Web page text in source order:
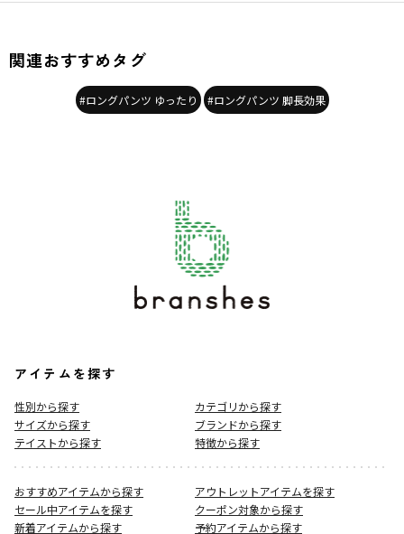
関連おすすめタグ
#ロングパンツ ゆったり #ロングパンツ 脚長効果
アイテムを探す
性別から探す
カテゴリから探す
サイズから探す
ブランドから探す
テイストから探す
特徴から探す
おすすめアイテムから探す
アウトレットアイテムを探す
セール中アイテムを探す
クーポン対象から探す
新着アイテムから探す
予約アイテムから探す